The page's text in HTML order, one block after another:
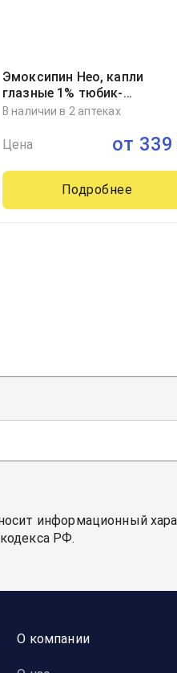
Эмоксипин Нео, капли
глазные 1% тюбик-
капельница 0.5миллилитр,
В наличии в 2 аптеках
Цена от 339
Подробнее
информационный
РФ.
О компании